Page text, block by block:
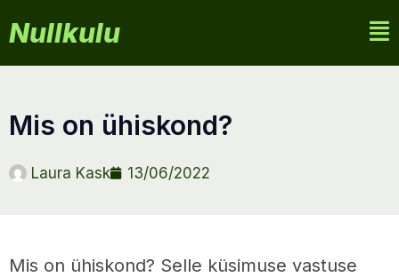
Nullkulu
mis on ühiskond?
Laura Kask 13/06/2022
Mis on ühiskond? Selle küsimuse vastuse